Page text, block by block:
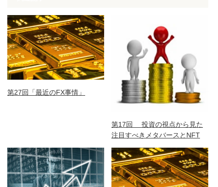
第27回「最近のFX事情」
第17回 投資の視点から見た
注目すべきメタバースとNFT